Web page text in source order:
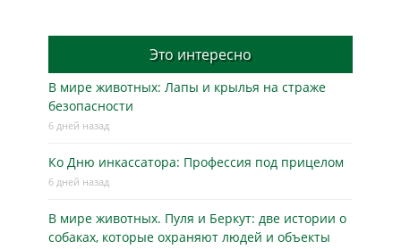
Это интересно
В мире животных: Лапы и крылья на страже
безопасности
6 дней назад
Ко Дню инкассатора: Профессия под прицелом
6 дней назад
В мире животных. Пуля и Беркут: две истории о
собаках, которые охраняют людей и объекты